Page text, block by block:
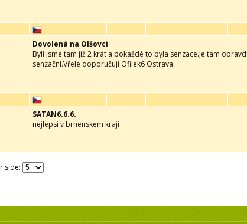
Dovolená na Olšovci
Byli jsme tam již 2 krát a pokaždé to byla senzace.Je tam
senzační.Vřele doporučuji Ofilek6 Ostrava.
SATAN6.6.6.
nejlepsi v brnenskem kraji
side: